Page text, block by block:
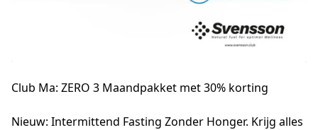
Club Ma: ZERO 3 Maandpakket met30% korting
Nieuw: Intermittend Fasting Zonder Honger. Krijg alles